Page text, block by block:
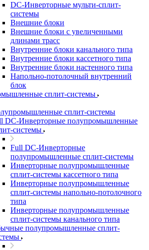
DC-Инверторные мульти-сплит-
системы
Внешние блоки
Внешние блоки с увеличенными
длинами трасс
Внутренние блоки канального типа
Внутренние блоки кассетного типа
Внутренние блоки настенного типа
Напольно-потолочный внутренний
блок
сплит-системы
сплит-системы
DC-Инверторные полупромышленные
системы
Full DC-Инверторные
полупромышленные сплит-системы
Инверторные полупромышленные
сплит-системы кассетного типа
Инверторные полупромышленные
сплит-системы напольно-потолочного
типа
Инверторные полупромышленные
сплит-системы канального типа
полупромышленные сплит-